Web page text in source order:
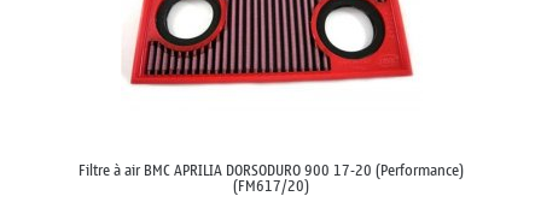
Filtre à air BMC APRILIA DORSODURO 900 17-20 (Performance)
(FM617/20)